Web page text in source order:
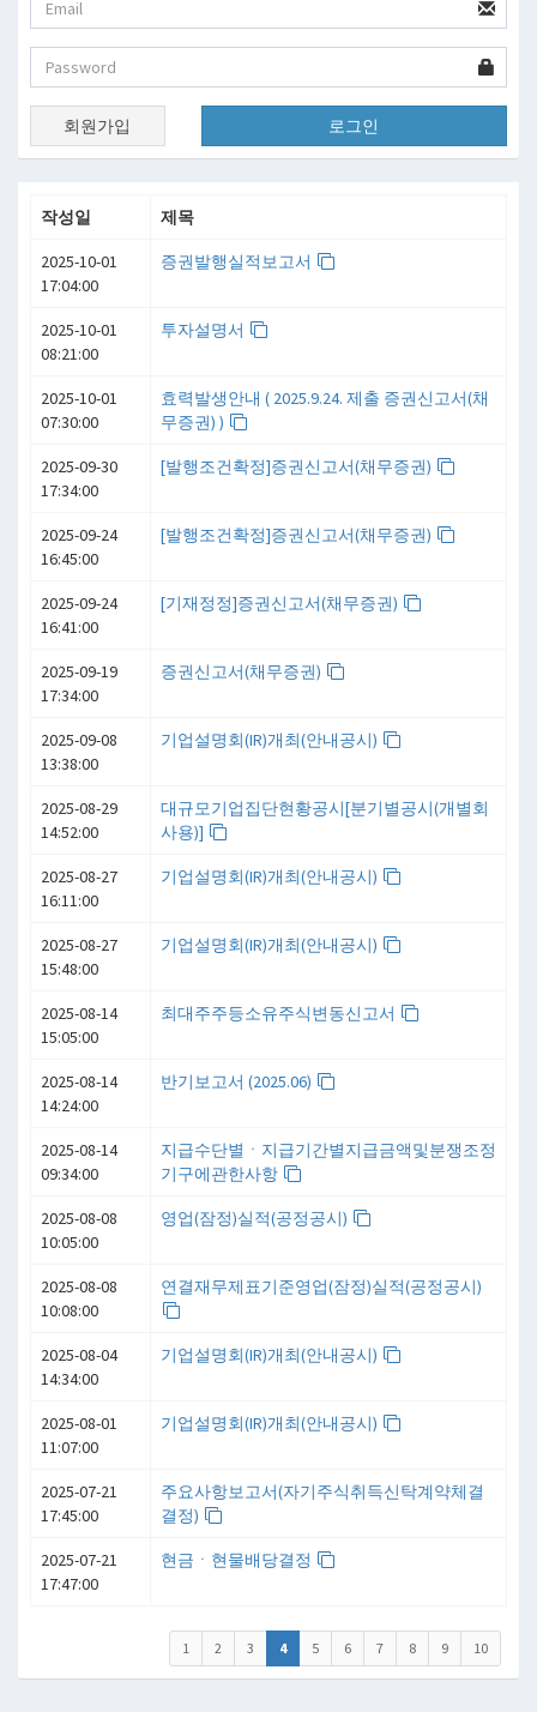
회원가입 로그인
작성일 제목
2025-10-01
17:04:00
증권발행실적보고서
2025-10-01
08:21:00
투자설명서
2025-10-01
07:30:00
효력발생안내 ( 2025.9.24. 제출 증권신고서(채
무증권) )
2025-09-30
17:34:00
[발행조건확정]증권신고서(채무증권)
2025-09-24
16:45:00
[발행조건확정]증권신고서(채무증권)
2025-09-24
16:41:00
[기재정정]증권신고서(채무증권)
2025-09-19
17:34:00
증권신고서(채무증권)
2025-09-08
13:38:00
기업설명회(IR)개최(안내공시)
2025-08-29
14:52:00
대규모기업집단현황공시[분기별공시(개별회
사용)]
2025-08-27
16:11:00
기업설명회(IR)개최(안내공시)
2025-08-27
15:48:00
기업설명회(IR)개최(안내공시)
2025-08-14
15:05:00
최대주주등소유주식변동신고서
2025-08-14
14:24:00
반기보고서 (2025.06)
2025-08-14
09:34:00
지급수단별ㆍ지급기간별지급금액및분쟁조정
기구에관한사항
2025-08-08
10:05:00
영업(잠정)실적(공정공시)
2025-08-08
10:08:00
연결재무제표기준영업(잠정)실적(공정공시)
2025-08-04
14:34:00
기업설명회(IR)개최(안내공시)
2025-08-01
11:07:00
기업설명회(IR)개최(안내공시)
2025-07-21
17:45:00
주요사항보고서(자기주식취득신탁계약체결
결정)
2025-07-21
17:47:00
현금ㆍ현물배당결정
1 2 3 4 5 6 7 8 9 10